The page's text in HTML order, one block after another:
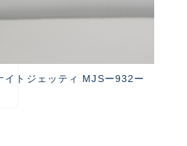
イトジェッティ MJSー932ー